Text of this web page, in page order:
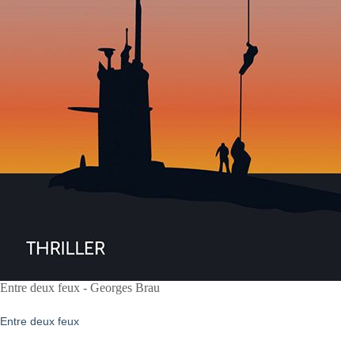
Entre deux feux - Georges Brau
Entre deux feux